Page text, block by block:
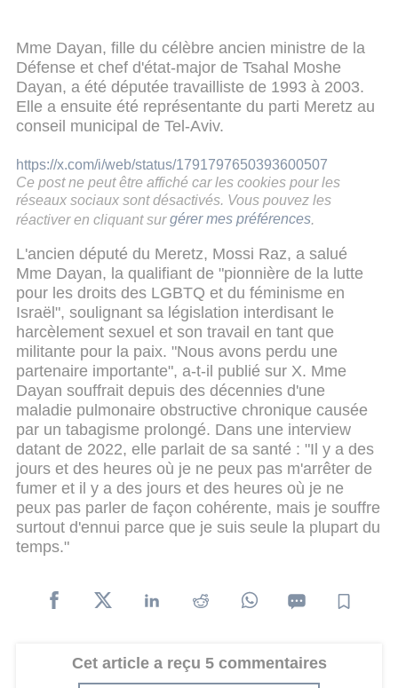
Mme Dayan, fille du célèbre ancien ministre de la
Défense et chef d'état-major de Tsahal Moshe
Dayan, a été députée travailliste de 1993 à 2003.
Elle a ensuite été représentante du parti Meretz au
conseil municipal de Tel-Aviv.
https://x.com/i/web/status/1791797650393600507
Ce post ne peut être affiché car les cookies pour les
réseaux sociaux sont désactivés. Vous pouvez les
réactiver en cliquant sur gérer mes préférences
L'ancien député du Meretz, Mossi Raz, a salué
Mme Dayan, la qualifiant de "pionnière de la lutte
pour les droits des LGBTQ et du féminisme en
Israël", soulignant sa législation interdisant le
harcèlement sexuel et son travail en tant que
militante pour la paix. "Nous avons perdu une
partenaire importante", a-t-il publié sur X. Mme
Dayan souffrait depuis des décennies d'une
maladie pulmonaire obstructive chronique causée
par un tabagisme prolongé. Dans une interview
datant de 2022, elle parlait de sa santé : "Il y a des
jours et des heures où je ne peux pas m'arrêter de
fumer et il y a des jours et des heures où je ne
peux pas parler de façon cohérente, mais je souffre
surtout d'ennui parce que je suis seule la plupart du
temps."
Cet article a reçu 5 commentaires